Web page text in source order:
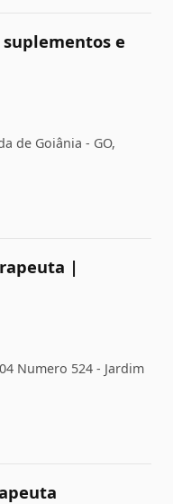
e
de Goiânia - GO,
|
Numero 524 - Jardim